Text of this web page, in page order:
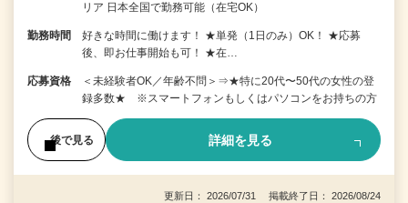
リア 日本全国で勤務可能（在宅OK）
勤務時間
好きな時間に働けます！ ★単発（1日のみ）OK！ ★応募
後、即お仕事開始も可！ ★在…
応募資格
＜未経験者OK／年齢不問＞⇒★特に20代〜50代の女性の登
録多数★ ※スマートフォンもしくはパソコンをお持ちの方
後で見る 詳細を見る
更新日： 2026/07/31 掲載終了日： 2026/08/24